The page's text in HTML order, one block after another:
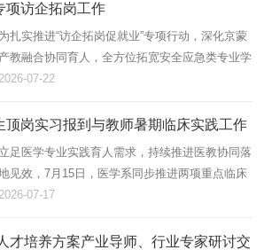
项访企拓岗工作
为扎实推进“访企拓岗促就业”专项行动，深化京蒙
产教融合协同育人，全方位拓宽安全应急类专业学
生实习就业优质渠道，紧密对接城市综合安保、民
7月14日至17日，应急…
2026-07-22
顶岗实习报到与教师暑期临床实践工作
立足医学专业实践育人需求，持续推进医教协同落
见效，7月15日，医学系同步推进两项重点临床
实践工作，一是组织2024级乌海区域实习生集中
走进医院开展暑期专业实践…
2026-07-17
才培养方案产业导师、行业专家研讨交